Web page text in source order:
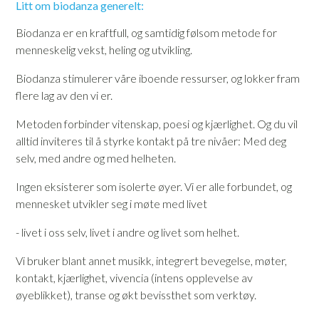
Litt om biodanza generelt:
Biodanza er en kraftfull, og samtidig følsom metode for
menneskelig vekst, heling og utvikling.
Biodanza stimulerer våre iboende ressurser, og lokker fram
flere lag av den vi er.
Metoden forbinder vitenskap, poesi og kjærlighet. Og du vil
alltid inviteres til å styrke kontakt på tre nivåer: Med deg
selv, med andre og med helheten.
Ingen eksisterer som isolerte øyer. Vi er alle forbundet, og
mennesket utvikler seg i møte med livet
- livet i oss selv, livet i andre og livet som helhet.
Vi bruker blant annet musikk, integrert bevegelse, møter,
kontakt, kjærlighet, vivencia (intens opplevelse av
øyeblikket), transe og økt bevissthet som verktøy.